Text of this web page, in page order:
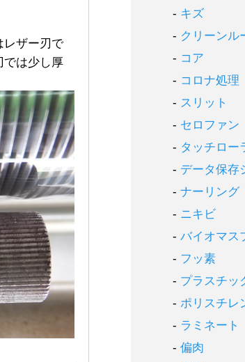
レザー刃で
では少し厚
キズ
クリーンル
コア
コロナ処理
スリット
セロファン
タッチロー
データ保存
ナーリング
ニキビ
バイオマス
フッ素
プラスチッ
ポリスチレ
ラミネート
偏肉